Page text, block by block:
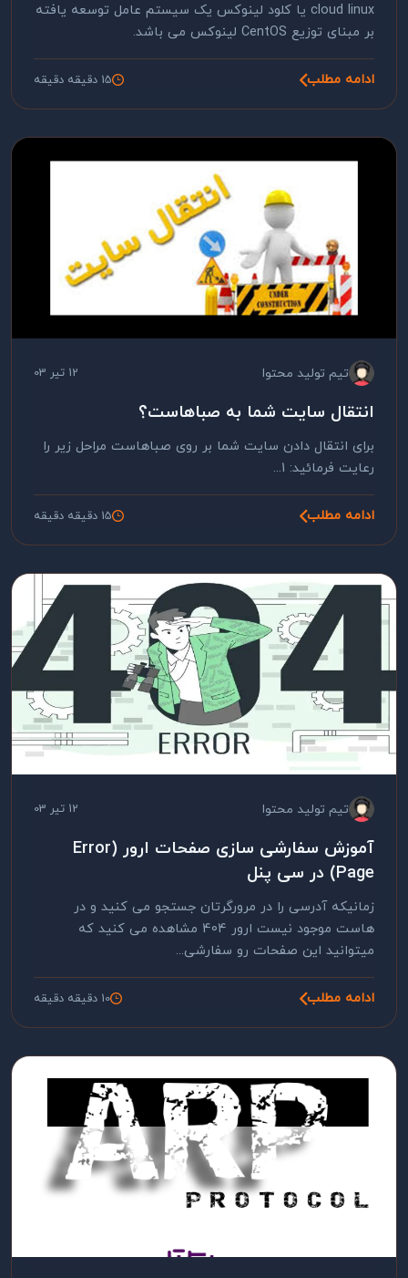
cloud linux یا کلود لینوکس یک سیستم عامل توسعه یافته
بر مبنای توزیع CentOS لینوکس می باشد.
ادامه مطلب 15 دقیقه دقیقه
تیم تولید محتوا 12 تیر 03
انتقال سایت شما به صباهاست؟
برای انتقال دادن سایت شما بر روی صباهاست مراحل زیر را
رعایت فرمائید: 1...
ادامه مطلب 15 دقیقه دقیقه
تیم تولید محتوا 12 تیر 03
آموزش سفارشی سازی صفحات ارور (Error
Page) در سی پنل
زمانیکه آدرسی را در مرورگرتان جستجو می کنید و در
هاست موجود نیست ارور 404 مشاهده می کنید که
میتوانید این صفحات رو سفارشی...
ادامه مطلب 10 دقیقه دقیقه